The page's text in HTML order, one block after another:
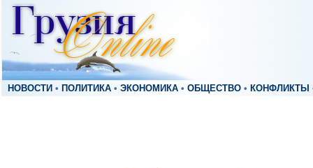
НОВОСТИ • ПОЛИТИКА • ЭКОНОМИКА • ОБЩЕСТВО • КОНФЛИКТЫ